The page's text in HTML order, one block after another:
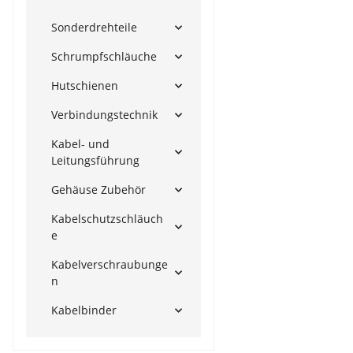
Sonderdrehteile
Schrumpfschläuche
Hutschienen
Verbindungstechnik
Kabel- und
Leitungsführung
Gehäuse Zubehör
Kabelschutzschläuch
e
Kabelverschraubunge
n
Kabelbinder